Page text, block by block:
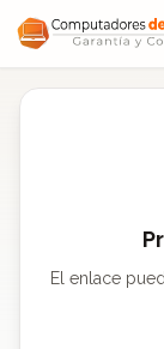
Saltar al contenido
El enlace